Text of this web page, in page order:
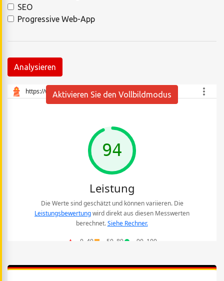
SEO
Progressive Web-App
Analysieren
Aktivieren Sie den Vollbildmodus